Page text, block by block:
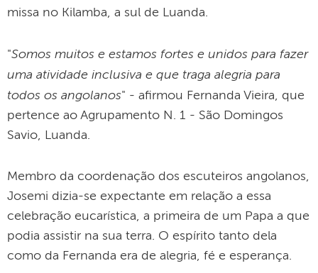
missa no Kilamba, a sul de Luanda.
"Somos muitos e estamos fortes e unidos para fazer
uma atividade inclusiva e que traga alegria para
todos os angolanos" - afirmou Fernanda Vieira, que
pertence ao Agrupamento N. 1 - São Domingos
Savio, Luanda.
Membro da coordenação dos escuteiros angolanos,
Josemi dizia-se expectante em relação a essa
celebração eucarística, a primeira de um Papa a que
podia assistir na sua terra. O espírito tanto dela
como da Fernanda era de alegria, fé e esperança.